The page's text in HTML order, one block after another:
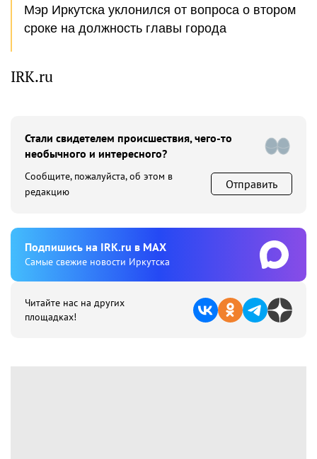
Мэр Иркутска уклонился от вопроса о втором
сроке на должность главы города
IRK.ru
Стали свидетелем происшествия, чего-то
необычного и интересного?
Сообщите, пожалуйста, об этом в
редакцию
Отправить
Подпишиcь на IRK.ru в MAX
Cамые свежие новости Иркутска
Читайте нас на других
площадках!